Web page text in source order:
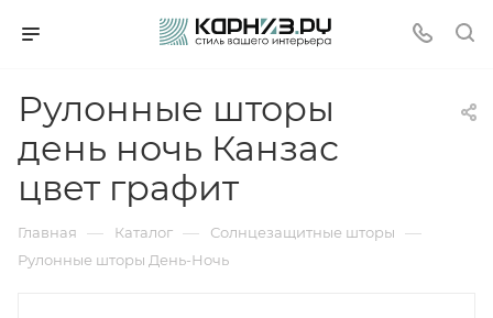
Рулонные шторы
день ночь Канзас
цвет графит
Главная — Каталог — Солнцезащитные шторы —
Рулонные шторы День-Ночь